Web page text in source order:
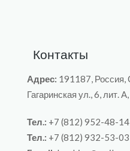
Контакты
Адрес: 191187, Россия,
Гагаринская ул., 6, лит.
Тел.: +7 (812) 952-48-14
Тел.: +7 (812) 932-53-03